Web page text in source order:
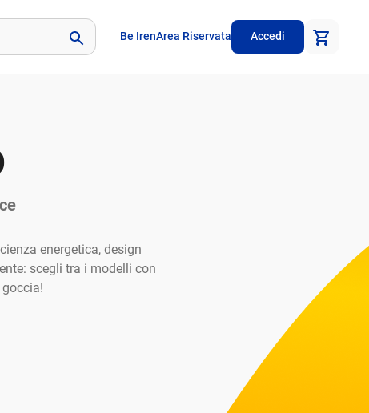
Be IrenArea Riservata Accedi
energetica, design
scegli tra i modelli con